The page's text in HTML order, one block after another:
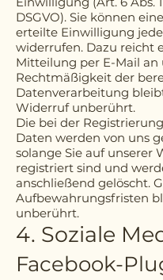
DSGVO). Sie können
erteilte Einwilligung
widerrufen. Dazu reicht
Mitteilung per E-Mail an
Rechtmäßigkeit der
Datenverarbeitung
Widerruf unberührt.
Die bei der
Daten werden von uns
solange Sie auf unserer
registriert sind und
anschließend gelöscht.
Aufbewahrungsfristen
unberührt.
4. Soziale
Facebook-